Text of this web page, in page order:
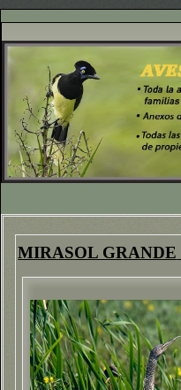
MIRASOL GRANDE